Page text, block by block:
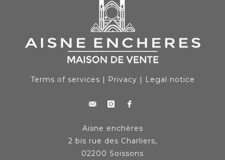
Terms of services | Privacy | Legal notice
Aisne enchères
2 bis rue des Charliers,
02200 Soissons